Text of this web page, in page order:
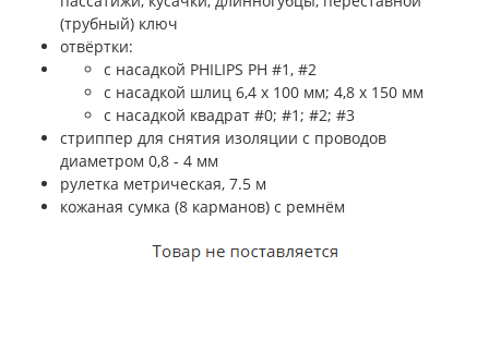
(трубный) ключ
отвёртки:
c насадкой PHILIPS PH #1, #2
c насадкой шлиц 6,4 x 100 мм; 4,8 x 150 мм
c насадкой квадрат #0; #1; #2; #3
стриппер для снятия изоляции с проводов
диаметром 0,8 - 4 мм
рулетка метрическая, 7.5 м
кожаная сумка (8 карманов) с ремнём